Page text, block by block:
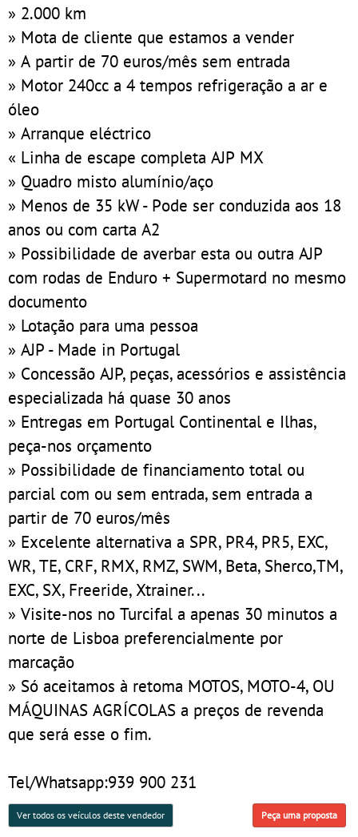
» 2.000 km
» Mota de cliente que estamos a vender
» A partir de 70 euros/mês sem entrada
» Motor 240cc a 4 tempos refrigeração a ar e
óleo
» Arranque eléctrico
« Linha de escape completa AJP MX
» Quadro misto alumínio/aço
» Menos de 35 kW - Pode ser conduzida aos 18
anos ou com carta A2
» Possibilidade de averbar esta ou outra AJP
com rodas de Enduro + Supermotard no mesmo
documento
» Lotação para uma pessoa
» AJP - Made in Portugal
» Concessão AJP, peças, acessórios e assistência
especializada há quase 30 anos
» Entregas em Portugal Continental e Ilhas,
peça-nos orçamento
» Possibilidade de financiamento total ou
parcial com ou sem entrada, sem entrada a
partir de 70 euros/mês
» Excelente alternativa a SPR, PR4, PR5, EXC,
WR, TE, CRF, RMX, RMZ, SWM, Beta, Sherco,TM,
EXC, SX, Freeride, Xtrainer...
» Visite-nos no Turcifal a apenas 30 minutos a
norte de Lisboa preferencialmente por
marcação
» Só aceitamos à retoma MOTOS, MOTO-4, OU
MÁQUINAS AGRÍCOLAS a preços de revenda
que será esse o fim.
Tel/Whatsapp:939 900 231
Ver todos os veículos deste vendedor Peça uma proposta